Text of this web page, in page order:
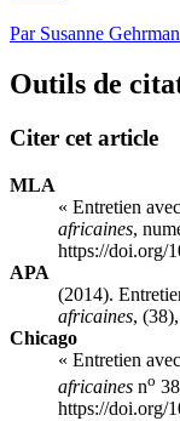
Par Susanne
Outils de
Citer cet article
MLA
« Entretien
africaines,
https://doi.org/
APA
(2014).
africaines,
Chicago
« Entretien
africaines no
https://doi.org/